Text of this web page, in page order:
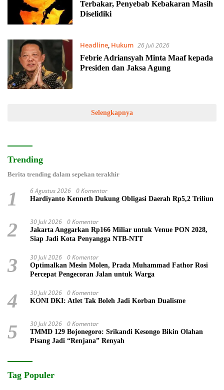
Terbakar, Penyebab Kebakaran Masih
Diselidiki
Headline, Hukum 26 Juli 2026
Febrie Adriansyah Minta Maaf kepada
Presiden dan Jaksa Agung
Selengkapnya
Trending
Berita trending dalam sepekan terakhir
1 6 Agustus 2026 0 Komentar
Hardiyanto Kenneth Dukung Obligasi Daerah Rp5,2 Triliun
2 30 Juli 2026 0 Komentar
Jakarta Anggarkan Rp166 Miliar untuk Venue PON 2028,
Siap Jadi Kota Penyangga NTB-NTT
3 30 Juli 2026 0 Komentar
Optimalkan Mesin Molen, Prada Muhammad Fathor Rosi
Percepat Pengecoran Jalan untuk Warga
4 30 Juli 2026 0 Komentar
KONI DKI: Atlet Tak Boleh Jadi Korban Dualisme
5 30 Juli 2026 0 Komentar
TMMD 129 Bojonegoro: Srikandi Kesongo Bikin Olahan
Pisang Jadi “Renjana” Renyah
Tag Populer